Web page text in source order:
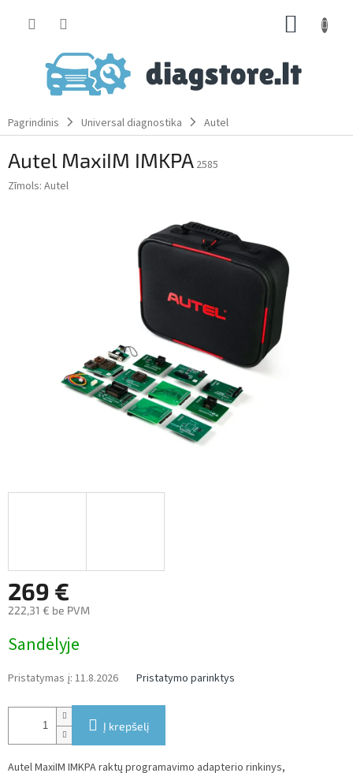
Pagrindinis Universal diagnostika Autel
Autel MaxiIM IMKPA 2585
Zīmols: Autel
269 €
222,31 € be PVM
price:
Sandėlyje
Pristatymas į: 11.8.2026 Pristatymo parinktys
Į krepšelį
Autel MaxiIM IMKPA raktų programavimo adapterio rinkinys,